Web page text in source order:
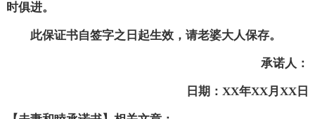
时俱进。
此保证书自签字之日起生效，请老婆大人保存。
承诺人：
日期：XX年XX月XX日